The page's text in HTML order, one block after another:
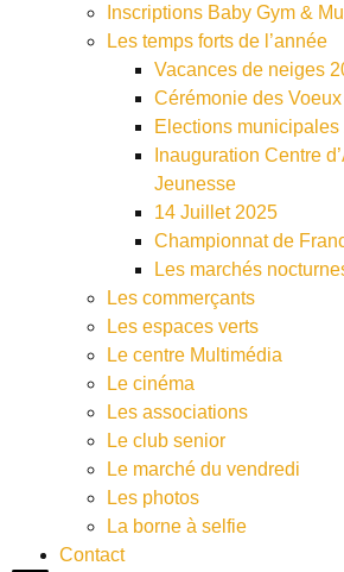
Inscriptions Baby Gym &
Les temps forts de l’année
Vacances de neiges
Cérémonie des
Elections municipales
Inauguration Centre
Jeunesse
14 Juillet 2025
Championnat de
Les marchés
Les commerçants
Les espaces verts
Le centre Multimédia
Le cinéma
Les associations
Le club senior
Le marché du vendredi
Les photos
La borne à selfie
Contact